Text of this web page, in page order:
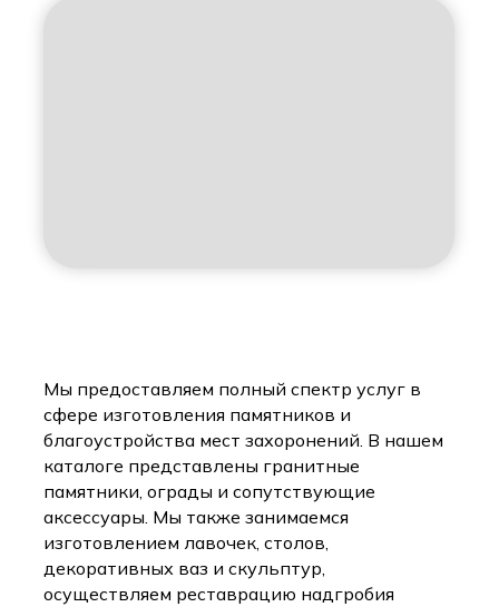
Мы предоставляем полный спектр услуг в
сфере изготовления памятников и
благоустройства мест захоронений. В нашем
каталоге представлены гранитные
памятники, ограды и сопутствующие
аксессуары. Мы также занимаемся
изготовлением лавочек, столов,
декоративных ваз и скульптур,
осуществляем реставрацию надгробия